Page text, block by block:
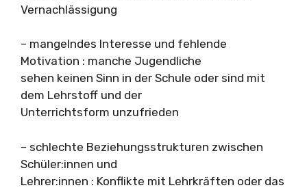
Vernachlässigung
– mangelndes Interesse und fehlende
Motivation : manche Jugendliche
sehen keinen Sinn in der Schule oder sind mit
dem Lehrstoff und der
Unterrichtsform unzufrieden
– schlechte Beziehungsstrukturen zwischen
Schüler:innen und
Lehrer:innen : Konflikte mit Lehrkräften oder das